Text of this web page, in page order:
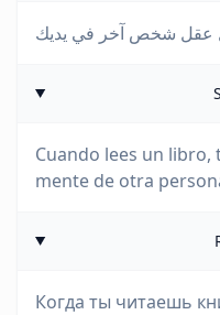
Cuando lees un libro,
mente de otra
Когда ты читаешь